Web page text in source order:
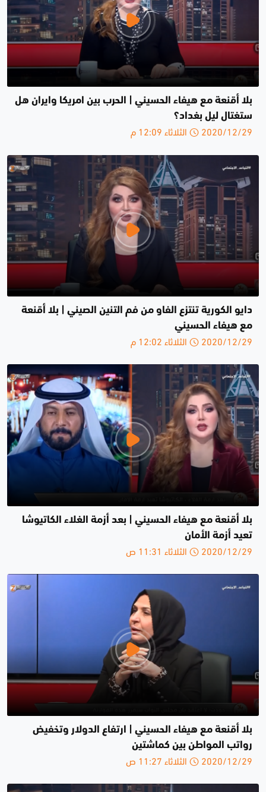
بلا أقنعة مع هيفاء الحسيني | الحرب بين امريكا وايران هل
ستغتال ليل بغداد؟
2020/12/29 الثلاثاء 12:09 م
دايو الكورية تنتزع الفاو من فم التنين الصيني | بلا أقنعة
مع هيفاء الحسيني
2020/12/29 الثلاثاء 12:02 م
بلا أقنعة مع هيفاء الحسيني | بعد أزمة الغلاء الكاتيوشا
تعيد أزمة الأمان
2020/12/29 الثلاثاء 11:31 ص
بلا أقنعة مع هيفاء الحسيني | ارتفاع الدولار وتخفيض
رواتب المواطن بين كماشتين
2020/12/29 الثلاثاء 11:27 ص